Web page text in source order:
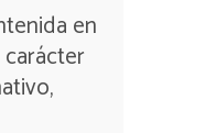
en